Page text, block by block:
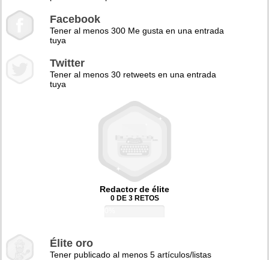
Facebook
Tener al menos 300 Me gusta en una entrada
tuya
Twitter
Tener al menos 30 retweets en una entrada
tuya
Redactor de élite
0 DE 3 RETOS
Élite oro
Tener publicado al menos 5 artículos/listas